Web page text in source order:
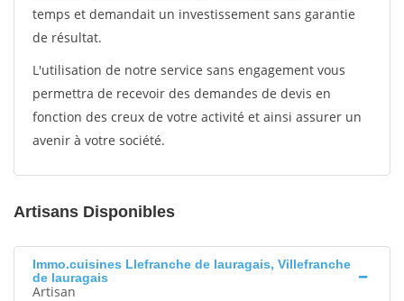
temps et demandait un investissement sans garantie
de résultat.
L'utilisation de notre service sans engagement vous
permettra de recevoir des demandes de devis en
fonction des creux de votre activité et ainsi assurer un
avenir à votre société.
Artisans Disponibles
Immo.cuisines Llefranche de lauragais, Villefranche
de lauragais
Artisan